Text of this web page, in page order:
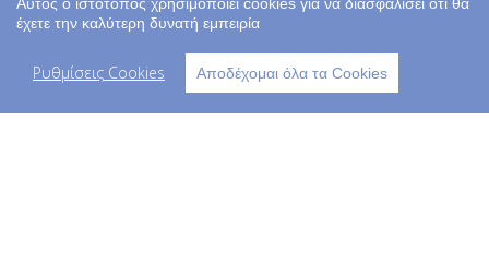
Επικοινωνία
Ο ΛΟΓΑΡΙΑΣΜΟΣ ΜΟΥ
Σύνδεση
έχετε την καλύτερη δυνατή εμπειρία
Ρυθμίσεις Cookies Αποδέχομαι όλα τα Cookies